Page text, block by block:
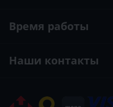
Время работы
Наши контакты